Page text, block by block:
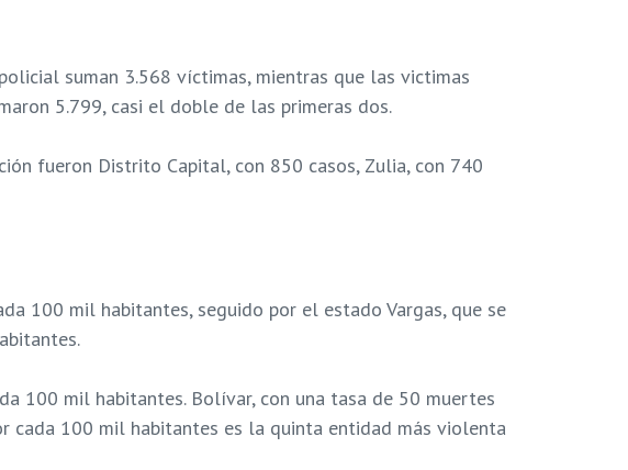
suman 3.568 víctimas, mientras que las victimas
5.799, casi el doble de las primeras dos.
fueron Distrito Capital, con 850 casos, Zulia, con 740
100 mil habitantes, seguido por el estado Vargas, que se
100 mil habitantes. Bolívar, con una tasa de 50 muertes
cada 100 mil habitantes es la quinta entidad más violenta